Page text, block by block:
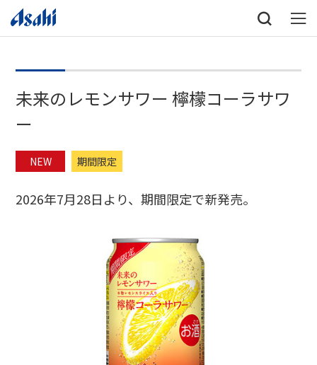
未来のレモンサワー 檸檬コーラサワ
ー
NEW 期間限定
2026年7月28日より、期間限定で新発売。